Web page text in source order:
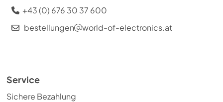
+43 (0) 676 30 37 600
bestellungen
world-of-electronics.at
Service
Sichere Bezahlung